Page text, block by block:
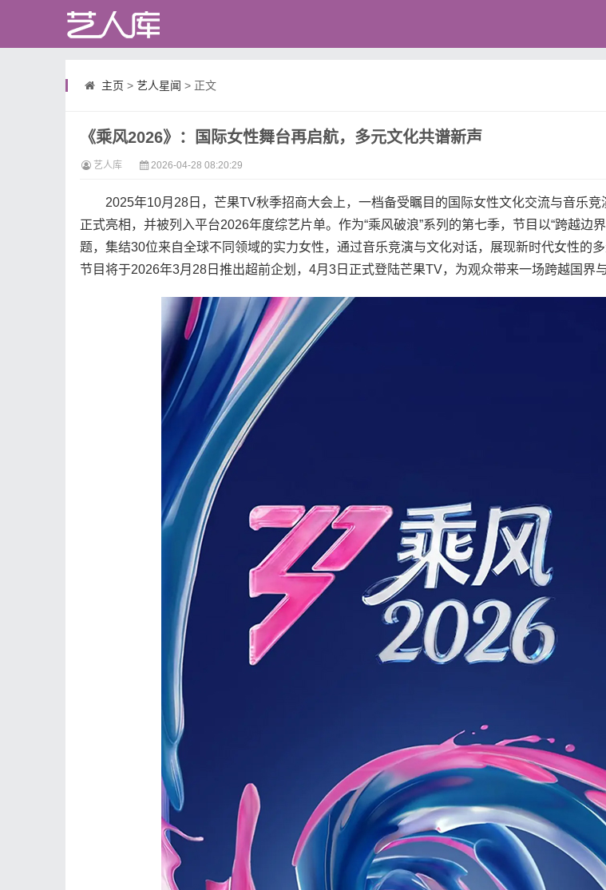
主页 > 艺人星闻 > 正文
《乘风2026》：国际女性舞台再启航，多元文化共谱新声
艺人库 2026-04-28 08:20:29
2025年10月28日，芒果TV秋季招商大会上，一档备受瞩目的国际女性文化交流与音乐竞
正式亮相，并被列入平台2026年度综艺片单。作为“乘风破浪”系列的第七季，节目以“跨越边
题，集结30位来自全球不同领域的实力女性，通过音乐竞演与文化对话，展现新时代女性的多
节目将于2026年3月28日推出超前企划，4月3日正式登陆芒果TV，为观众带来一场跨越国界